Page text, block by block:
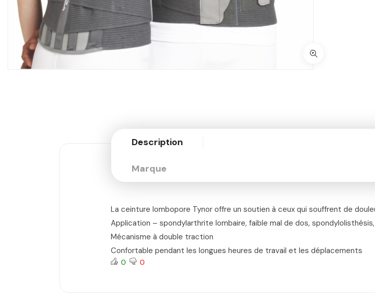
Description
Marque
La ceinture lombopore Tynor offre un soutien à ceux qui souffrent de
Application – spondylarthrite lombaire, faible mal de dos,
Mécanisme à double traction
Confortable pendant les longues heures de travail et les déplacements
0 0